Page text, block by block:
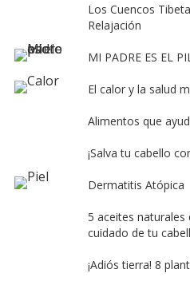
Los Cuencos
Relajación
MI PADRE ES EL
El calor y la salud
Alimentos que
¡Salva tu cabello
Dermatitis Atópica
5 aceites naturales
cuidado de tu
¡Adiós tierra! 8